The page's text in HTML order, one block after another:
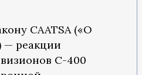
CAATSA («О
— реакции
С-400